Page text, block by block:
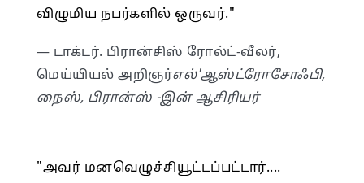
விழுமிய நபர்களில் ஒருவர்."
— டாக்டர். பிரான்சிஸ் ரோல்ட்-வீலர்,
மெய்யியல் அறிஞர்எல்'ஆஸ்ட்ரோசோஃபி,
நைஸ், பிரான்ஸ் -இன் ஆசிரியர்
"அவர் மனவெழுச்சியூட்டப்பட்டார்....